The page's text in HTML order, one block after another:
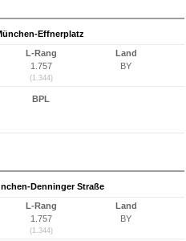
Effnerplatz
L-Rang
1.757
(1.344)
Land
BY
BPL
Denninger Straße
L-Rang
1.757
(1.344)
Land
BY